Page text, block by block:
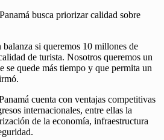
busca priorizar calidad sobre
si queremos 10 millones de
de turista. Nosotros queremos un
se quede más tiempo y que permita un
cuenta con ventajas competitivas
internacionales, entre ellas la
de la economía, infraestructura